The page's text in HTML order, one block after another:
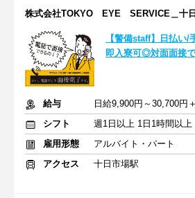
株式会社TOKYO EYE SERVICE＿十
【警備staff】日払い/
即入寮可◎対面面接で
給与
日給9,900円～30,700円
シフト
雇用形態
アルバイト・パート
アクセス
十日市場駅